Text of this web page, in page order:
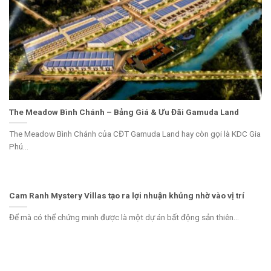
The Meadow Bình Chánh – Bảng Giá & Ưu Đãi Gamuda Land
The Meadow Bình Chánh của CĐT Gamuda Land hay còn gọi là KDC Gia
Phú...
Cam Ranh Mystery Villas tạo ra lợi nhuận khủng nhờ vào vị trí
Để mà có thể chứng minh được là một dự án bất động sản thiên...